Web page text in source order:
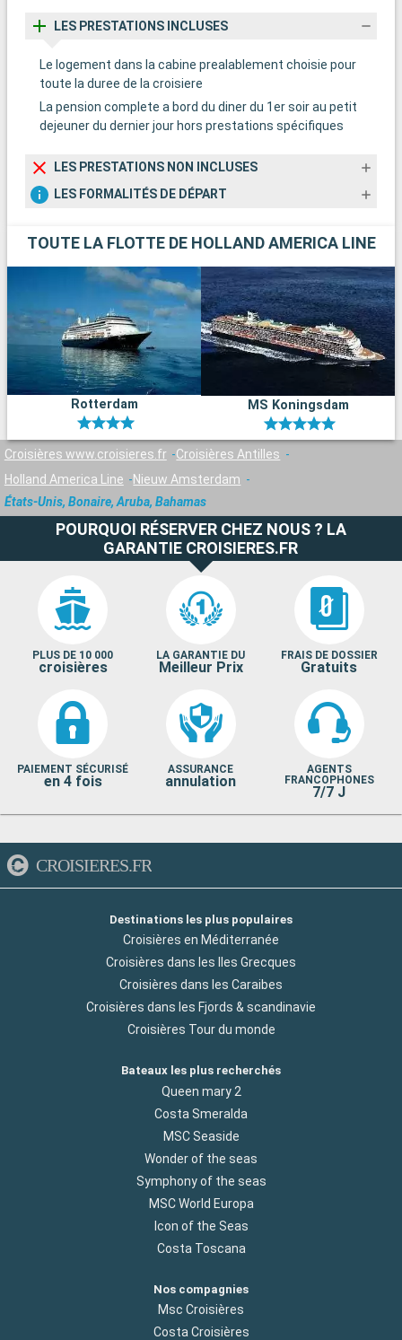
LES PRESTATIONS INCLUSES
Le logement dans la cabine prealablement choisie pour
toute la duree de la croisiere
La pension complete a bord du diner du 1er soir au petit
dejeuner du dernier jour hors prestations spécifiques
LES PRESTATIONS NON INCLUSES
LES FORMALITÉS DE DÉPART
TOUTE LA FLOTTE DE HOLLAND AMERICA LINE
Rotterdam MS Koningsdam
Croisières www.croisieres.fr
Croisières Antilles
Holland America Line
Nieuw Amsterdam
États-Unis, Bonaire, Aruba, Bahamas
POURQUOI RÉSERVER CHEZ NOUS ? LA
GARANTIE CROISIERES.FR
PLUS DE 10 000
croisières
LA GARANTIE DU
Meilleur Prix
FRAIS DE DOSSIER
Gratuits
PAIEMENT SÉCURISÉ
en 4 fois
ASSURANCE
annulation
AGENTS
FRANCOPHONES
7/7 J
CROISIERES.FR
Destinations les plus populaires
Croisières en Méditerranée
Croisières dans les Iles Grecques
Croisières dans les Caraibes
Croisières dans les Fjords & scandinavie
Croisières Tour du monde
Bateaux les plus recherchés
Queen mary 2
Costa Smeralda
MSC Seaside
Wonder of the seas
Symphony of the seas
MSC World Europa
Icon of the Seas
Costa Toscana
Nos compagnies
Msc Croisières
Costa Croisières